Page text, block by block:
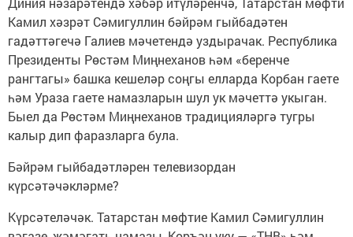
Камил хәзрәт Сәмигуллин бәйрәм гыйбадәтен
гадәттәгечә Галиев мәчетендә уздырачак. Республика
Президенты Рөстәм Миңнеханов һәм «беренче
рангтагы» башка кешеләр соңгы елларда Корбан гаете
һәм Ураза гаете намазларын шул ук мәчеттә укыган.
Быел да Рөстәм Миңнеханов традицияләргә тугры
калыр дип фаразларга була.
Бәйрәм гыйбадәтләрен телевизордан
күрсәтәчәкләрме?
Күрсәтеләчәк. Татарстан мөфтие Камил Сәмигуллин